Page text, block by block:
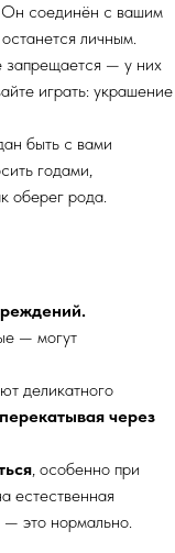
соединён с вашим
личным.
запрещается — у них
играть: украшение
быть с вами
годами,
оберег рода.
— могут
деликатного
через
, особенно при
естественная
— это нормально.